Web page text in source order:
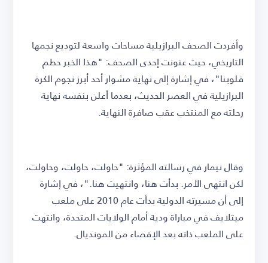
وأفردت الصحف البرازيلية مساحات واسعة لتوديع نجمها
التاريخي، حيث عنونت إحدى الصحف: "هذا الخبر حطم
قلوبنا"، في إشارة إلى نهاية مشوار أحد أبرز نجوم الكرة
البرازيلية في العصر الحديث، بعدما أعلن بنفسه نهاية
رحلته مع المنتخب عقب صافرة النهاية.
وقال نيمار في رسالته المؤثرة: "حاولت، حاولت، وحاولت،
لكن انتهى الأمر. بدأت هنا، وانتهيت هنا."، في إشارة
إلى أن مسيرته الدولية بدأت عام 2010 على ملعب
ميتلايف في مباراة ودية أمام الولايات المتحدة، وانتهت
على الملعب ذاته بعد الإقصاء من المونديال.